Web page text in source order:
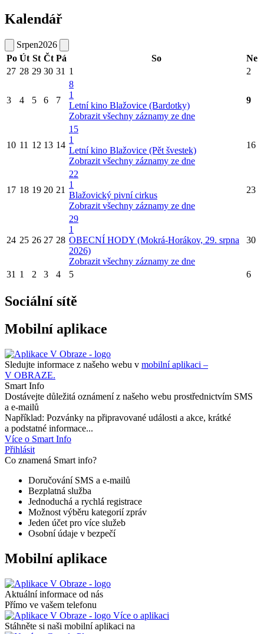
Kalendář
Srpen2026
Po Út St Čt Pá So
Ne
27 28 29 30 31 1 2
3 4 5 6 7
8
1
Letní kino Blažovice (Bardotky)
Zobrazit všechny záznamy ze dne
9
10 11 12 13 14
15
1
Letní kino Blažovice (Pět švestek)
Zobrazit všechny záznamy ze dne
16
17 18 19 20 21
22
1
Blažovický pivní cirkus
Zobrazit všechny záznamy ze dne
23
24 25 26 27 28
29
1
OBECNÍ HODY (Mokrá-Horákov, 29. srpna
2026)
Zobrazit všechny záznamy ze dne
30
31 1 2 3 4 5 6
Sociální sítě
Mobilní aplikace
Sledujte informace z našeho webu v mobilní aplikaci –
V OBRAZE.
Smart Info
Dostávejte důležitá oznámení z našeho webu prostřednictvím SMS
a e-mailů
Například: Pozvánky na připravované události a akce, krátké
a podstatné informace...
Více o Smart Info
Přihlásit
Co znamená Smart info?
Doručování SMS a e-mailů
Bezplatná služba
Jednoduchá a rychlá registrace
Možnost výběru kategorií zpráv
Jeden účet pro více služeb
Osobní údaje v bezpečí
Mobilní aplikace
Aktuální informace od nás
Přímo ve vašem telefonu
Více o aplikaci
Stáhněte si naši mobilní aplikaci na